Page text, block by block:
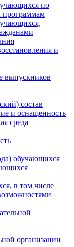
по
программам
и
выпускников
состав
и оснащенность
среда
обучающихся
в том числе
организации